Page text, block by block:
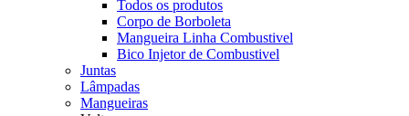
Todos os produtos
Corpo de Borboleta
Mangueira Linha Combustivel
Bico Injetor de Combustivel
Juntas
Lâmpadas
Mangueiras